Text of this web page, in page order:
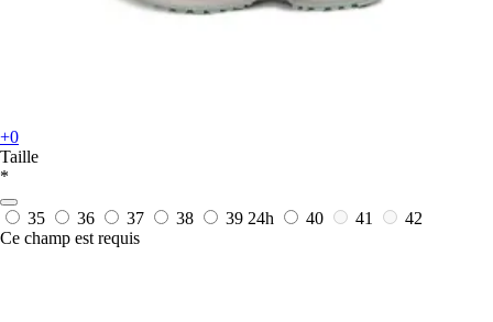
+0
Taille
*
35 36 37 38 39 24h 40 41
42
Ce champ est requis